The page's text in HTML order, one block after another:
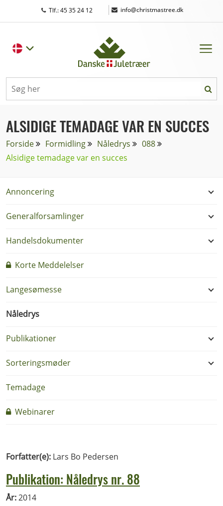
Tlf.: 45 35 24 12 | info@christmastree.dk
ALSIDIGE TEMADAGE VAR EN SUCCES
Forside Formidling Nåledrys
088
Alsidige temadage var en succes
Annoncering
Generalforsamlinger
Handelsdokumenter
Korte Meddelelser
Langesømesse
Nåledrys
Publikationer
Sorteringsmøder
Temadage
Webinarer
Forfatter(e): Lars Bo Pedersen
Publikation: Nåledrys nr. 88
År:2014